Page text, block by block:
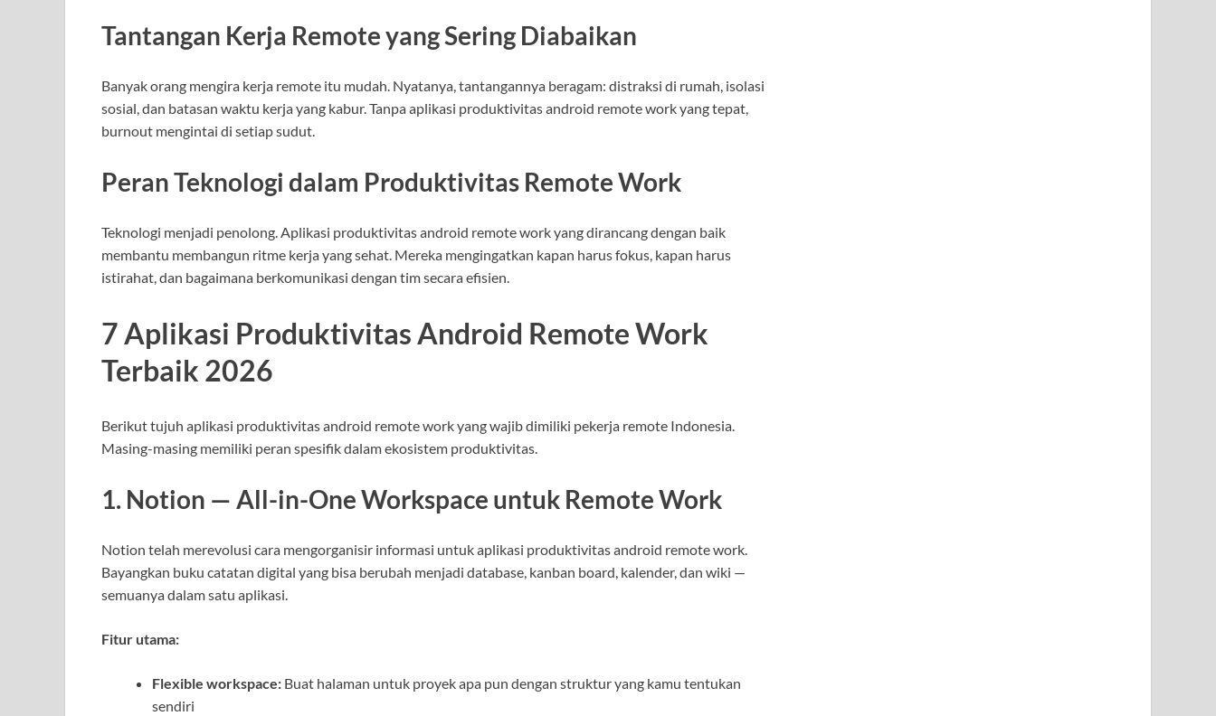
Tantangan Kerja Remote yang Sering Diabaikan
Banyak orang mengira kerja remote itu mudah. Nyatanya, tantangannya beragam: distraksi di rumah, isolasi
sosial, dan batasan waktu kerja yang kabur. Tanpa aplikasi produktivitas android remote work yang tepat,
burnout mengintai di setiap sudut.
Peran Teknologi dalam Produktivitas Remote Work
Teknologi menjadi penolong. Aplikasi produktivitas android remote work yang dirancang dengan baik
membantu membangun ritme kerja yang sehat. Mereka mengingatkan kapan harus fokus, kapan harus
istirahat, dan bagaimana berkomunikasi dengan tim secara efisien.
7 Aplikasi Produktivitas Android Remote Work
Terbaik 2026
Berikut tujuh aplikasi produktivitas android remote work yang wajib dimiliki pekerja remote Indonesia.
Masing-masing memiliki peran spesifik dalam ekosistem produktivitas.
1. Notion — All-in-One Workspace untuk Remote Work
Notion telah merevolusi cara mengorganisir informasi untuk aplikasi produktivitas android remote work.
Bayangkan buku catatan digital yang bisa berubah menjadi database, kanban board, kalender, dan wiki —
semuanya dalam satu aplikasi.
Fitur utama:
Flexible workspace: Buat halaman untuk proyek apa pun dengan struktur yang kamu tentukan
sendiri